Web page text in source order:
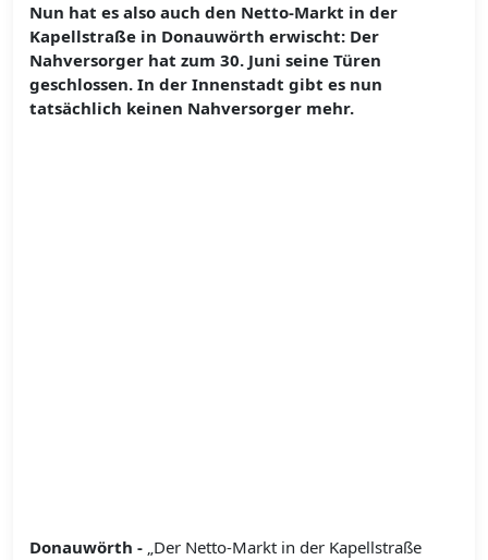
Nun hat es also auch den Netto-Markt in der
Kapellstraße in Donauwörth erwischt: Der
Nahversorger hat zum 30. Juni seine Türen
geschlossen. In der Innenstadt gibt es nun
tatsächlich keinen Nahversorger mehr.
Donauwörth - „Der Netto-Markt in der Kapellstraße